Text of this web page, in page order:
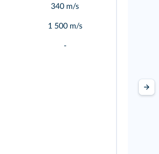
340 m/s
1 500 m/s
-